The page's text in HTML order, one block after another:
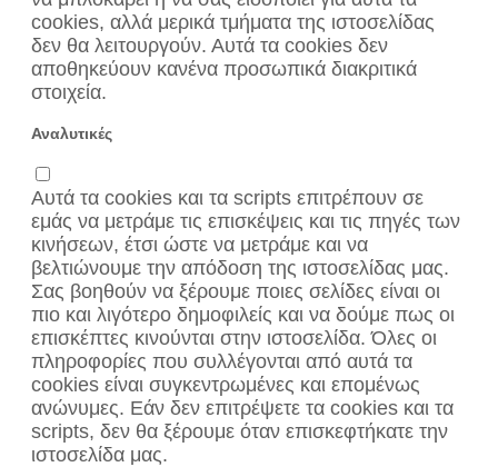
cookies, αλλά μερικά τμήματα της ιστοσελίδας
δεν θα λειτουργούν. Αυτά τα cookies δεν
αποθηκεύουν κανένα προσωπικά διακριτικά
στοιχεία.
Αναλυτικές
Αυτά τα cookies και τα scripts επιτρέπουν σε
εμάς να μετράμε τις επισκέψεις και τις πηγές των
κινήσεων, έτσι ώστε να μετράμε και να
βελτιώνουμε την απόδοση της ιστοσελίδας μας.
Σας βοηθούν να ξέρουμε ποιες σελίδες είναι οι
πιο και λιγότερο δημοφιλείς και να δούμε πως οι
επισκέπτες κινούνται στην ιστοσελίδα. Όλες οι
πληροφορίες που συλλέγονται από αυτά τα
cookies είναι συγκεντρωμένες και επομένως
ανώνυμες. Εάν δεν επιτρέψετε τα cookies και τα
scripts, δεν θα ξέρουμε όταν επισκεφτήκατε την
ιστοσελίδα μας.